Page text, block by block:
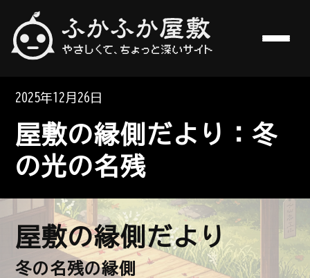
やさしくて、ちょっと深いサイト
2025年12月26日
屋敷の縁側だより：冬
の光の名残
屋敷の縁側だより
冬の名残の縁側